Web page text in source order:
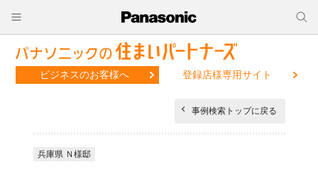
ビジネスのお客様へ 登録店様専用サイト
事例検索トップに戻る
兵庫県 Ｎ様邸